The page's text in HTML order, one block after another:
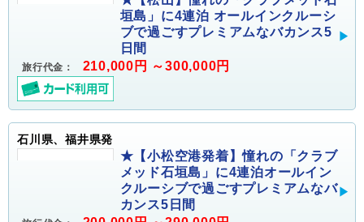
垣島」に4連泊 オールインクルーシ
ブで過ごすプレミアムなバカンス5
日間
旅行代金： 210,000円 ～300,000円
石川県、福井県発
★【小松空港発着】憧れの「クラブ
メッド石垣島」に4連泊オールイン
クルーシブで過ごすプレミアムなバ
カンス5日間